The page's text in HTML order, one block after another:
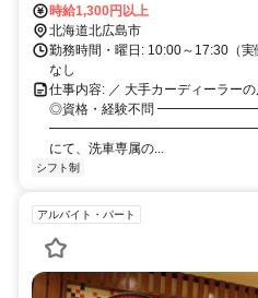
時給1,300円以上
北海道北広島市
勤務時間・曜日: 10:00～17:30（
なし
仕事内容: ／ 大手カーディーラー
◎資格・経験不問
━━━━━━━━━━━━━━━━━━ 大
にて、洗車専属の...
シフト制
アルバイト・パート